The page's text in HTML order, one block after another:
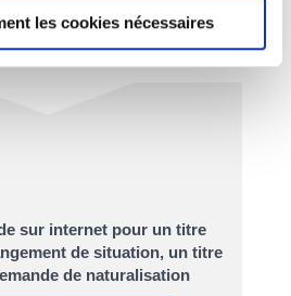
les cookies nécessaires
citoyen UE/EEE/Suisse sur
votre titre de séjour étudiant.
sur internet pour un titre
de situation, un titre
de naturalisation